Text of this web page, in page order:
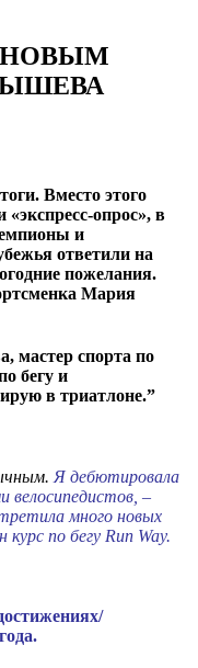
НОВЫМ
Вместо этого
опрос», в
и
ответили на
пожелания.
Мария
мастер спорта по
бегу и
в триатлоне.”
Я дебютировала
велосипедистов, –
много новых
по бегу Run Way.